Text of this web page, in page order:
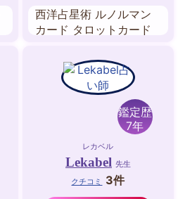
西洋占星術 ルノルマン
カード タロットカード
鑑定歴
7年
レカベル
Lekabel 先生
クチコミ
3件